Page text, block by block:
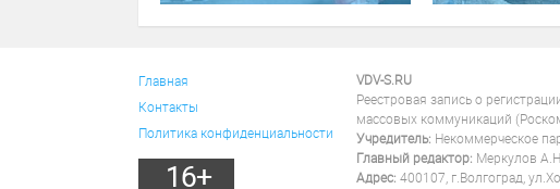
Главная
Контакты
Политика конфиденциальности
16+
VDV-S.RU
Реестровая запись о
массовых коммуникаций
Учредитель: Некоммерческое
Главный редактор: Меркулов А.Н.
Адрес: 400107, г.Волгоград,